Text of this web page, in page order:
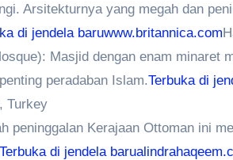
Arsitekturnya yang megah dan
di jendela baruwww.britannica.com
Masjid dengan enam minaret
peradaban Islam.Terbuka di
Turkey
peninggalan Kerajaan Ottoman ini
Terbuka di jendela baru